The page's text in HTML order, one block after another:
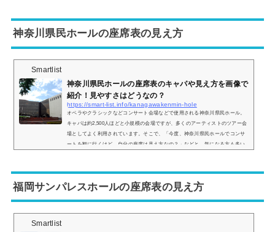
チュリーホール（名古屋国際会議場）の座席表とキャパは？センチュリーホー
ルの座席...
神奈川県民ホールの座席表の見え方
Smartlist
神奈川県民ホールの座席表のキャパや見え方を画像で
紹介！見やすさはどうなの？
https://smart-list.info/kanagawakenmin-hole
オペラやクラシックなどコンサート会場などで使用される神奈川県民ホール。
キャパは約2,500人ほどと小規模の会場ですが、多くのアーティストのツアー会
場としてよく利用されています。そこで、「今度、神奈川県民ホールでコンサ
ートを観に行くけど、自分の座席は見え方なの？」などと、気になる方も多い
神奈川県民ホールの座席表の画像は以下の通りです。大きく分けると、 1階席 2
階...
福岡サンパレスホールの座席表の見え方
Smartlist